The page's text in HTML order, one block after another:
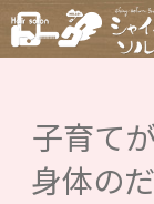
子育て
身体の